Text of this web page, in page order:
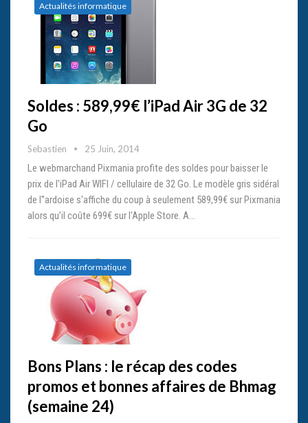
Actualités informatique
Soldes : 589,99€ l’iPad Air 3G de 32
Go
Sebastien 25 Juin, 2014
Le webmarchand Pixmania profite des soldes pour baisser le
prix de l'iPad Air WIFI / cellulaire de 32 Go. Le modèle gris sidéral
de l''ardoise s'affiche du coup à seulement 589,99€ sur Pixmania
alors qu'il coûte 699€ sur l'Apple Store. A…
Actualités informatique
Bons Plans : le récap des codes
promos et bonnes affaires de Bhmag
(semaine 24)